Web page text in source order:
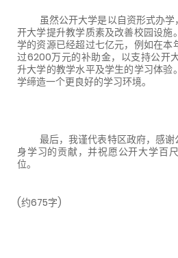
虽然公开大学是以自资形式办学
开大学提升教学质素及改善校园设施
学的资源已经超过七亿元，例如在本
过6200万元的补助金，以支持公开
升大学的教学水平及学生的学习体验
学缔造一个更良好的学习环境。
最后，我谨代表特区政府，感谢
身学习的贡献，并祝愿公开大学百
位。
(约675字)